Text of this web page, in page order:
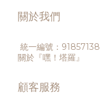
關於我們
統一編號：91857138
關於『嘿！塔羅』
顧客服務